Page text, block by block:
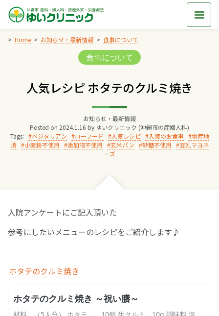
Skip
content
Home お知らせ・最新情報 食事について
Categories:
食事について
人気レシピ ホタテのクルミ焼き
お知らせ・最新情報
Posted on 2024.1.16 by ゆいクリニック (沖縄市の産婦人科)
Tags:
ベジタリアン ローフード 人気レシピ 入院のお食事
地産地
消
小麦粉不使用 添加物不使用 玄米パン 砂糖不使用
豆乳マヨネ
ーズ
入院アンケートにご記入頂いた
参考にしたいメニューのレシピをご紹介します♪
ホタテのクルミ焼き
院長からのごあいさつ
ゆいクリニックの経営理念
診療料金
妊婦健診
お産について
親と子の結びつき支援
母乳育児